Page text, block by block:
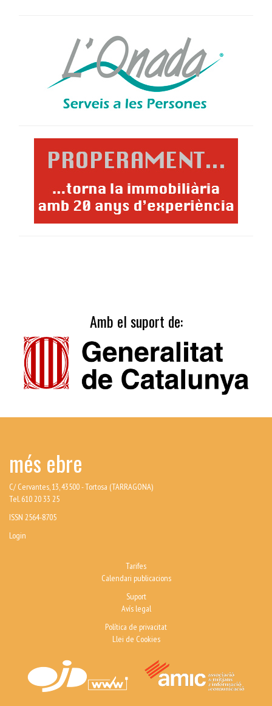
Amb el suport de:
més ebre
C/ Cervantes, 13, 43500 - Tortosa (TARRAGONA)
Tel. 610 20 33 25
ISSN 2564-8705
Login
Tarifes
Calendari publicacions
Suport
Avís legal
Política de privacitat
Llei de Cookies